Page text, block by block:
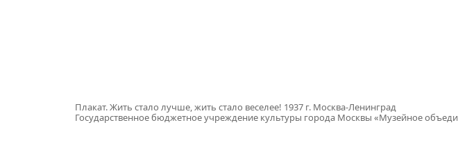
Плакат. Жить стало лучше, жить стало веселее! 1937 г. Москва-Ленинград
Государственное бюджетное учреждение культуры города Москвы «Музейное